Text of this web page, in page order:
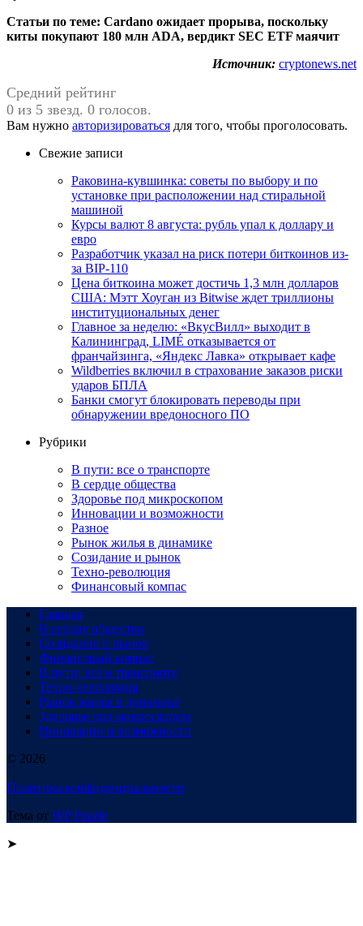
Статьи по теме: Cardano ожидает прорыва, поскольку
киты покупают 180 млн ADA, вердикт SEC ETF маячит
Источник: cryptonews.net
Средний рейтинг
0 из 5 звезд. 0 голосов.
Вам нужно авторизироваться для того, чтобы проголосовать.
Свежие записи
Раковина-кувшинка: советы по выбору и по
установке при расположении над стиральной
машиной
Курсы валют 8 августа: рубль упал к доллару и
евро
Разработчик указал на риск потери биткоинов из-
за BIP-110
Цена биткоина может достичь 1,3 млн долларов
США: Мэтт Хоуган из Bitwise ждет триллионы
институциональных денег
Главное за неделю: «ВкусВилл» выходит в
Калининград, LIMÉ отказывается от
франчайзинга, «Яндекс Лавка» открывает кафе
Wildberries включил в страхование заказов риски
ударов БПЛА
Банки смогут блокировать переводы при
обнаружении вредоносного ПО
Рубрики
В пути: все о транспорте
В сердце общества
Здоровье под микроскопом
Инновации и возможности
Разное
Рынок жилья в динамике
Созидание и рынок
Техно-революция
Финансовый компас
Главная
В сердце общества
Созидание и рынок
Финансовый компас
В пути: все о транспорте
Техно-революция
Рынок жилья в динамике
Здоровье под микроскопом
Инновации и возможности
© 2026
Политика конфиденциальности
Тема от WP Puzzle
➤